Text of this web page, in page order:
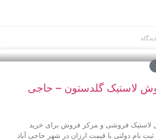
لاستیک گلدستون – حاجی
لاستیک فروشی و مرکز فروش برای خرید
نام دولتی با قیمت ارزان در شهر حاجی آباد